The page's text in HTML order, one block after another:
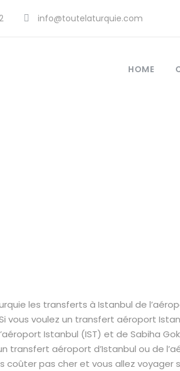
info@toutelaturquie.com
HOME
les transferts à Istanbul de
vous voulez un transfert aéroport
Istanbul (IST) et de Sabiha
transfert aéroport d’Istanbul ou de
coûter pas cher et vous allez voyager